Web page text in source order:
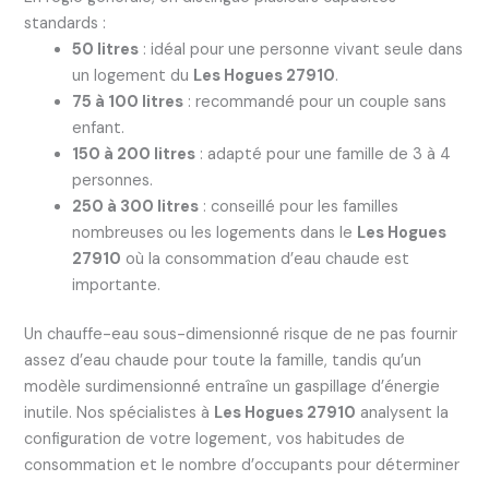
standards :
50 litres: idéal pour une personne vivant seule dans
un logement du Les Hogues 27910.
75 à 100 litres: recommandé pour un couple sans
enfant.
150 à 200 litres: adapté pour une famille de 3 à 4
personnes.
250 à 300 litres: conseillé pour les familles
nombreuses ou les logements dans le Les Hogues
27910 où la consommation d’eau chaude est
importante.
Un chauffe-eau sous-dimensionné risque de ne pas fournir
assez d’eau chaude pour toute la famille, tandis qu’un
modèle surdimensionné entraîne un gaspillage d’énergie
inutile. Nos spécialistes à Les Hogues 27910 analysent la
configuration de votre logement, vos habitudes de
consommation et le nombre d’occupants pour déterminer